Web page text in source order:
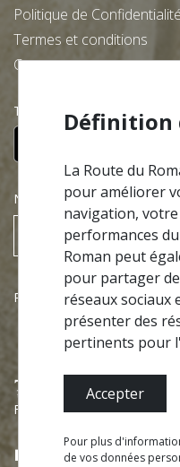
Politique de Confidentialité
Termes et conditions
Contacts
Téléchargez gratuitement
NEWSLETTER
Partenariats
Financé par
Définition
La Route du
pour améliorer
navigation,
performances
Roman peut
pour partager
réseaux sociaux
présenter des
pertinents pour
Accepter
Pour plus
de vos données